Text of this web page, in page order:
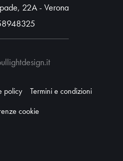
22A - Verona
policy
Termini e condizioni
cookie